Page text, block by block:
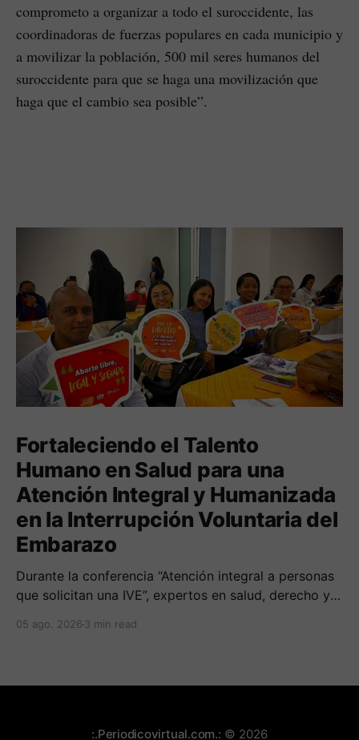
comprometo a organizar a todo el suroccidente, las
coordinadoras de fuerzas populares en cada municipio y
a movilizar la población, 500 mil seres humanos del
suroccidente para que se haga una movilización que
haga que el cambio sea posible”.
Fortaleciendo el Talento
Humano en Salud para una
Atención Integral y Humanizada
en la Interrupción Voluntaria del
Embarazo
Durante la conferencia “Atención integral a personas
que solicitan una IVE”, expertos en salud, derecho y
sobre cómo abordar esta temática desde una
05 ago. 2026 3 min read
:.Periodicovirtual.com.: © 2026